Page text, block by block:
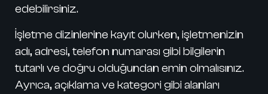
edebilirsiniz.
İşletme dizinlerine kayıt olurken, işletmenizin
adı, adresi, telefon numarası gibi bilgilerin
tutarlı ve doğru olduğundan emin olmalısınız.
Ayrıca, açıklama ve kategori gibi alanları